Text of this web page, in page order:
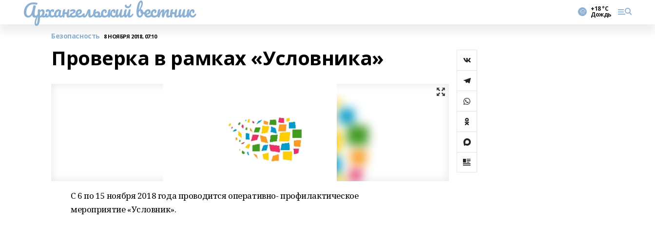
Архангельский вестник +18 °С
Дождь
Безопасность 8 НОЯБРЯ 2018, 07:10
Проверка в рамках «Условника»
С 6 по 15 ноября 2018 года проводится оперативно- профилактическое
мероприятие «Условник».